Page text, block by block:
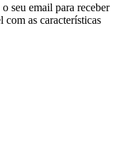
seu email para receber
as características